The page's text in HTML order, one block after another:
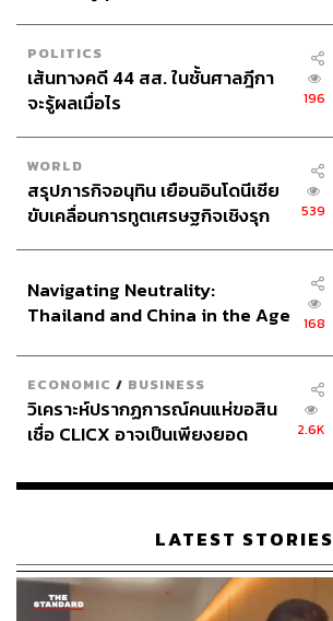
POLITICS
เส้นทางคดี 44 สส. ในชั้นศาลฎีกา
จะรู้ผลเมื่อไร
196
WORLD
สรุปภารกิจอนุทิน เยือนอินโดนีเซีย
ขับเคลื่อนการทูตเศรษฐกิจเชิงรุก
539
Navigating Neutrality:
Thailand and China in the Age
168
ECONOMIC / BUSINESS
วิเคราะห์ปรากฏการณ์คนแห่ขอสิน
เชื่อ CLICX อาจเป็นเพียงยอด
เรือนไทยที่ถูกซุกไว้
2.6K
LATEST STORIES